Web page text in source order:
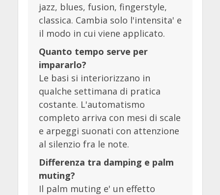
jazz, blues, fusion, fingerstyle,
classica. Cambia solo l'intensita' e
il modo in cui viene applicato.
Quanto tempo serve per
impararlo?
Le basi si interiorizzano in
qualche settimana di pratica
costante. L'automatismo
completo arriva con mesi di scale
e arpeggi suonati con attenzione
al silenzio fra le note.
Differenza tra damping e palm
muting?
Il palm muting e' un effetto